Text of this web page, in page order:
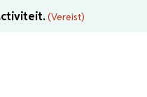
(Vereist)